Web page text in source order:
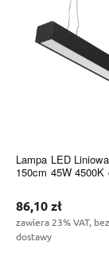
Lampa LED
150cm 45W 4500K
86,10 zł
zawiera 23% VAT,
dostawy